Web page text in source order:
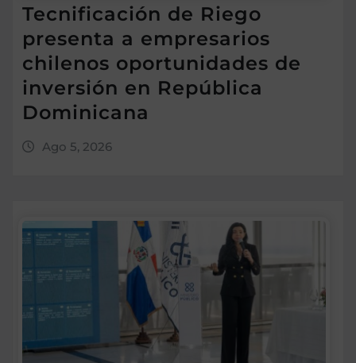
Tecnificación de Riego
presenta a empresarios
chilenos oportunidades de
inversión en República
Dominicana
Ago 5, 2026